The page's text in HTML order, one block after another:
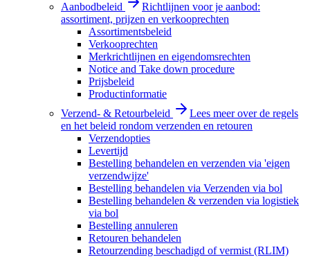
Aanbodbeleid
Richtlijnen voor je aanbod:
assortiment, prijzen en verkooprechten
Assortimentsbeleid
Verkooprechten
Merkrichtlijnen en eigendomsrechten
Notice and Take down procedure
Prijsbeleid
Productinformatie
Verzend- & Retourbeleid
Lees meer over de regels
en het beleid rondom verzenden en retouren
Verzendopties
Levertijd
Bestelling behandelen en verzenden via 'eigen
verzendwijze'
Bestelling behandelen via Verzenden via bol
Bestelling behandelen & verzenden via logistiek
via bol
Bestelling annuleren
Retouren behandelen
Retourzending beschadigd of vermist (RLIM)